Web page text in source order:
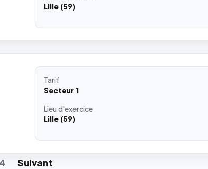
Lille (59)
Tarif
Secteur 1
Lieud'exercice
Lille (59)
Suivant